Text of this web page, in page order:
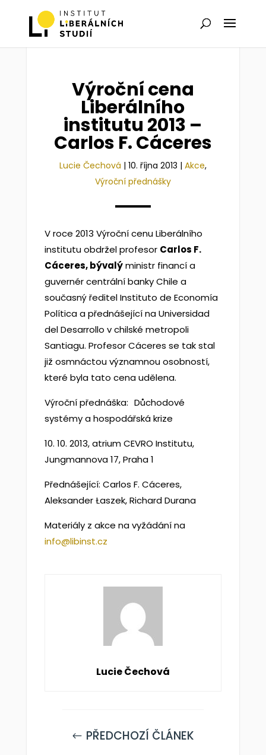
Výroční cena
Liberálního
institutu 2013 –
Carlos F. Cáceres
Lucie Čechová | 10. října 2013 | Akce,
Výroční přednášky
V roce 2013 Výroční cenu Liberálního
institutu obdržel profesor Carlos F.
Cáceres, bývalýministr financí a
guvernér centrální banky Chile a
současný ředitel Instituto de Economía
Política a přednášející na Universidad
del Desarrollo v chilské metropoli
Santiagu. Profesor Cáceres se tak stal
již osmnáctou významnou osobností,
které byla tato cena udělena.
Výroční přednáška: Důchodové
systémy a hospodářská krize
10. 10. 2013, atrium CEVRO Institutu,
Jungmannova 17, Praha 1
Přednášející: Carlos F. Cáceres,
Aleksander Łaszek, Richard Durana
Materiály z akce na vyžádání na
info@libinst.cz
Lucie Čechová
# PŘEDCHOZÍ ČLÁNEK